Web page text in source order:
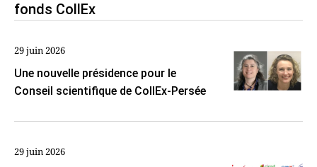
fonds CollEx
29 juin 2026
Une nouvelle présidence pour le
Conseil scientifique de CollEx-Persée
29 juin 2026